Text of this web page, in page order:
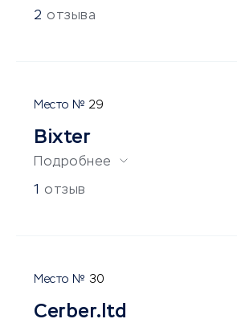
2 отзыва
29
Bixter
Подробнее
1 отзыв
30
Cerber.ltd